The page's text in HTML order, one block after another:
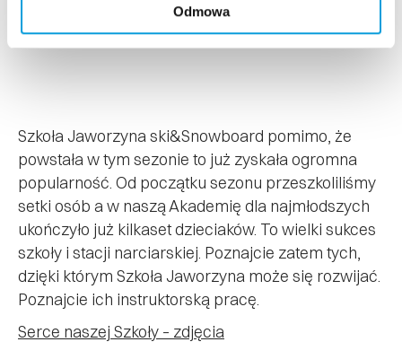
Odmowa
Szkoła Jaworzyna ski&Snowboard pomimo, że
powstała w tym sezonie to już zyskała ogromna
popularność. Od początku sezonu przeszkoliliśmy
setki osób a w naszą Akademię dla najmłodszych
ukończyło już kilkaset dzieciaków. To wielki sukces
szkoły i stacji narciarskiej. Poznajcie zatem tych,
dzięki którym Szkoła Jaworzyna może się rozwijać.
Poznajcie ich instruktorską pracę.
Serce naszej Szkoły – zdjęcia